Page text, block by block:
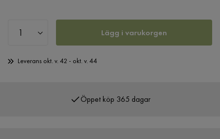
Lägg i varukorgen
Leverans okt. v. 42 - okt. v. 44
Öppet köp 365 dagar